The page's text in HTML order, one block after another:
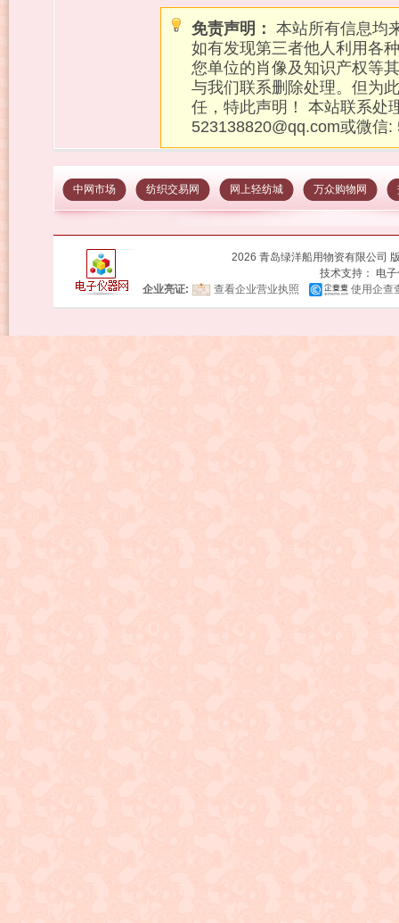
免责声明： 本站所有信息均
如有发现第三者他人利用各
您单位的肖像及知识产权等
与我们联系删除处理。但为
任，特此声明！ 本站联系处
523138820@qq.com或微信
中网市场 纺织交易网 网上轻纺城 万众购物网
2026 青岛绿洋船用物资有限公司
技术支持：
电
企业亮证:
查看企业营业执照 使用企查